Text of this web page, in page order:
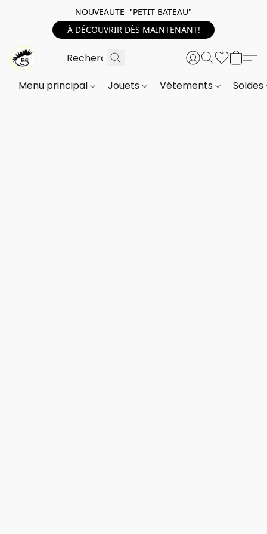
NOUVEAUTE "PETIT BATEAU"
À DÉCOUVRIR DÈS MAINTENANT!
Menu principal Jouets Vêtements Soldes